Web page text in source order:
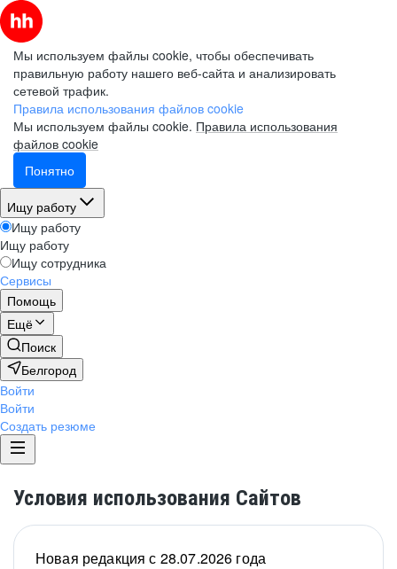
Мы используем файлы cookie, чтобы обеспечивать
правильную работу нашего веб-сайта и анализировать
сетевой трафик.
Правила использования файлов cookie
Мы используем файлы cookie. Правила использования
файлов cookie
Понятно
Ищу работу
Ищу работу
Ищу работу
Ищу сотрудника
Сервисы
Помощь
Ещё
Поиск
Белгород
Войти
Войти
Создать резюме
Условия использования Сайтов
Новая редакция с 28.07.2026 года